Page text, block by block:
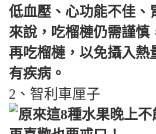
低血壓、心功能不佳、
來說，吃榴槤仍需謹慎
再吃榴槤，以免攝入熱
有疾病。
2、智利車厘子